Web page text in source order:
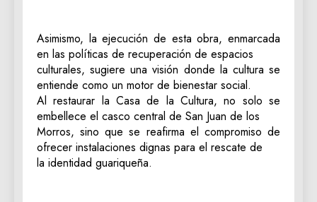
Asimismo, la ejecución de esta obra, enmarcada
en las políticas de recuperación de espacios
culturales, sugiere una visión donde la cultura se
entiende como un motor de bienestar social.
Al restaurar la Casa de la Cultura, no solo se
embellece el casco central de San Juan de los
Morros, sino que se reafirma el compromiso de
ofrecer instalaciones dignas para el rescate de
la identidad guariqueña.